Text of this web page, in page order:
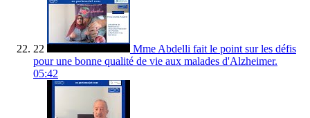
22
Mme Abdelli fait le point sur les défis
pour une bonne qualité de vie aux malades d'Alzheimer.
05:42